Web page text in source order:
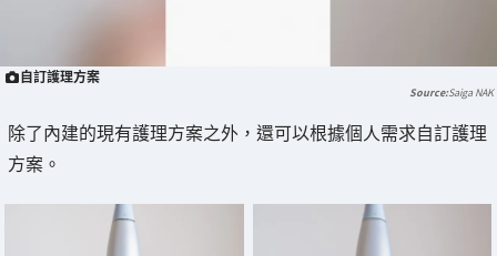
自訂護理方案
Saiga NAK
除了內建的現有護理方案之外，還可以根據個人需求自訂護理
方案。